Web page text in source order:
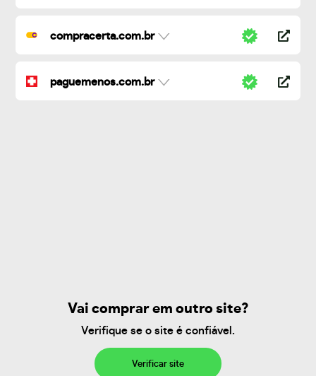
compracerta.com.br
paguemenos.com.br
Vai comprar em outro site?
Verifique se o site é confiável.
Verificar site